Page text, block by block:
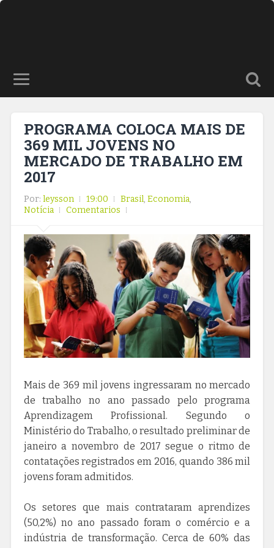
PROGRAMA COLOCA MAIS DE
369 MIL JOVENS NO
MERCADO DE TRABALHO EM
2017
Por: leysson 19:00 Brasil, Economia,
Notícia
Comentarios
Mais de 369 mil jovens ingressaram no mercado
de trabalho no ano passado pelo programa
Aprendizagem Profissional. Segundo o
Ministério do Trabalho, o resultado preliminar de
janeiro a novembro de 2017 segue o ritmo de
contatações registrados em 2016, quando 386 mil
jovens foram admitidos.
Os setores que mais contrataram aprendizes
(50,2%) no ano passado foram o comércio e a
indústria de transformação. Cerca de 60% das